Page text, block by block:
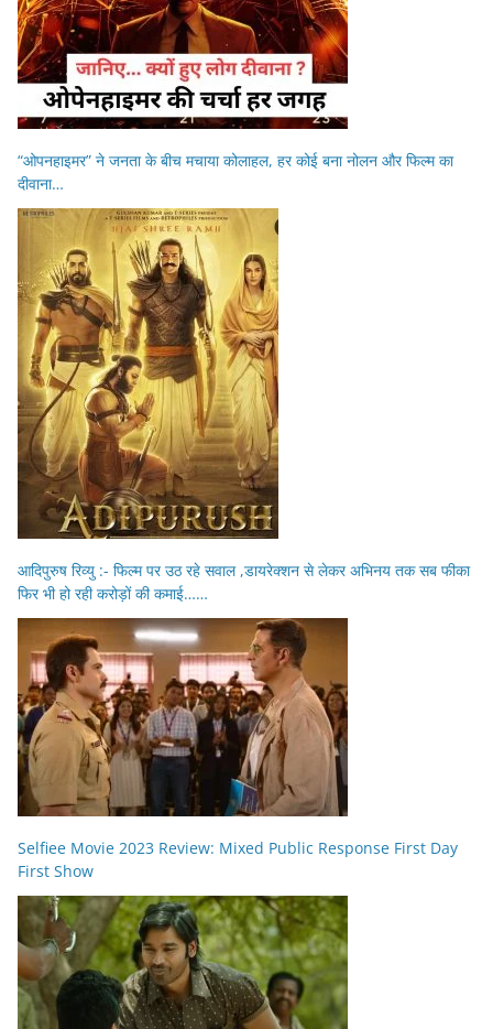
“ओपनहाइमर” ने जनता के बीच मचाया कोलाहल, हर कोई बना नोलन और फिल्म का
दीवाना…
आदिपुरुष रिव्यु :- फिल्म पर उठ रहे सवाल ,डायरेक्शन से लेकर अभिनय तक सब फीका
फिर भी हो रही करोड़ों की कमाई……
Selfiee Movie 2023 Review: Mixed Public Response First Day
First Show